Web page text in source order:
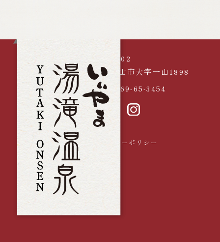
〒389-2602
長野県飯山市大字一山1898
電話
0269-65-3454
プライバシーポリシー